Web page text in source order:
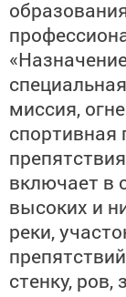
миссия,
спортивная
включает в
высоких и
реки,
стенку, ров,